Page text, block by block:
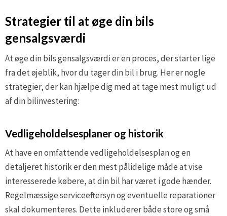
Strategier til at øge din bils
gensalgsværdi
At øge din bils gensalgsværdi er en proces, der starter lige
fra det øjeblik, hvor du tager din bil i brug. Her er nogle
strategier, der kan hjælpe dig med at tage mest muligt ud
af din bilinvestering:
Vedligeholdelsesplaner og historik
At have en omfattende vedligeholdelsesplan og en
detaljeret historik er den mest pålidelige måde at vise
interesserede købere, at din bil har været i gode hænder.
Regelmæssige serviceeftersyn og eventuelle reparationer
skal dokumenteres. Dette inkluderer både store og små